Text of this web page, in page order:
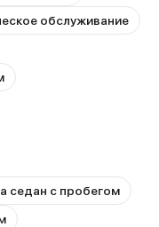
обслуживание
седан с пробегом